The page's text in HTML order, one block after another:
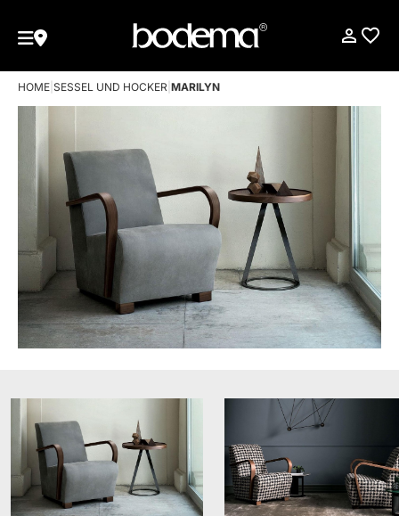
HOME SESSEL UND HOCKER MARILYN